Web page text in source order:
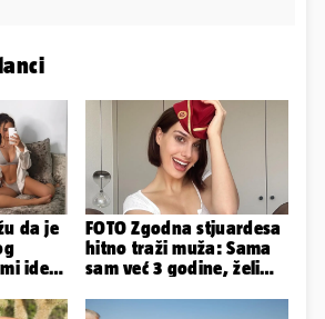
da je
ide
FOTO Zgodna stjuardesa
hitno traži muža: Sama
sam već 3 godine, želim